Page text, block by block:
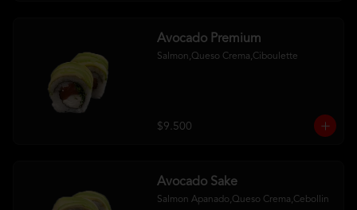
Avocado Premium
Salmon,Queso Crema,Ciboulette
$9.500
Avocado Sake
Salmon Apanado,Queso Crema,Cebollin